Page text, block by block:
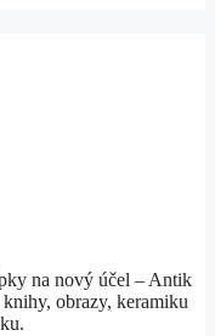
na nový účel – Antik
obrazy, keramiku